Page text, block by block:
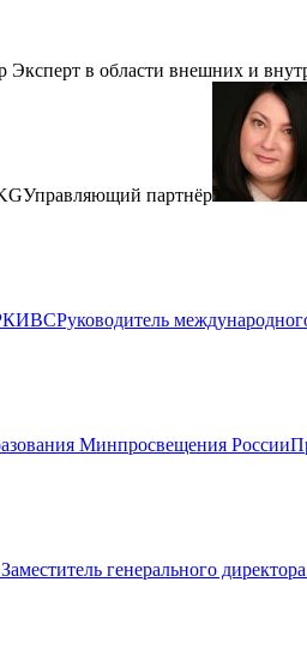
Эксперт в области внешних и
Управляющий партнёр
Руководитель
Минпросвещения России
генерального